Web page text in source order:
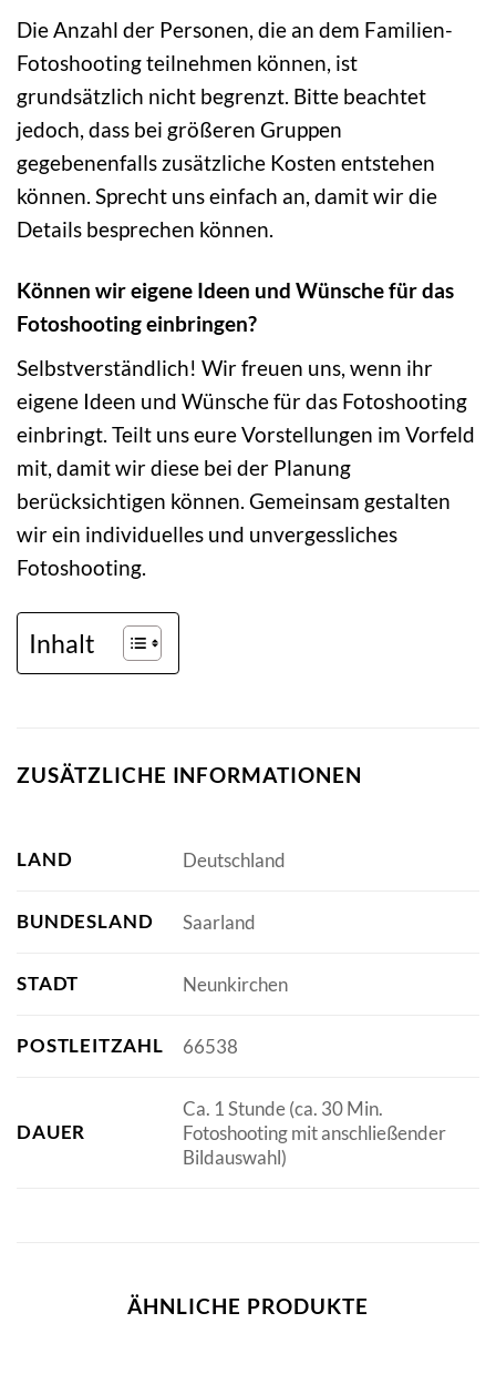
Die Anzahl der Personen, die an dem Familien-
Fotoshooting teilnehmen können, ist
grundsätzlich nicht begrenzt. Bitte beachtet
jedoch, dass bei größeren Gruppen
gegebenenfalls zusätzliche Kosten entstehen
können. Sprecht uns einfach an, damit wir die
Details besprechen können.
Können wir eigene Ideen und Wünsche für das
Fotoshooting einbringen?
Selbstverständlich! Wir freuen uns, wenn ihr
eigene Ideen und Wünsche für das Fotoshooting
einbringt. Teilt uns eure Vorstellungen im Vorfeld
mit, damit wir diese bei der Planung
berücksichtigen können. Gemeinsam gestalten
wir ein individuelles und unvergessliches
Fotoshooting.
Inhalt
ZUSÄTZLICHE INFORMATIONEN
LAND Deutschland
BUNDESLAND Saarland
STADT Neunkirchen
POSTLEITZAHL 66538
DAUER
Ca. 1 Stunde (ca. 30 Min.
Fotoshooting mit anschließender
Bildauswahl)
ÄHNLICHE PRODUKTE